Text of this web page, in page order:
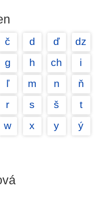
č d ď
dz
g h ch
i
ľ m n
ň
r s š
t
w x y
ý